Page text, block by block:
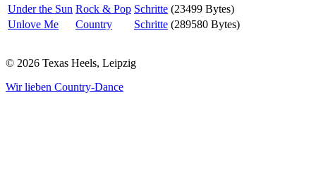
Under the Sun Rock & Pop Schritte (23499 Bytes)
Unlove Me
Country Schritte (289580 Bytes)
© 2026 Texas Heels, Leipzig
Wir lieben Country-Dance